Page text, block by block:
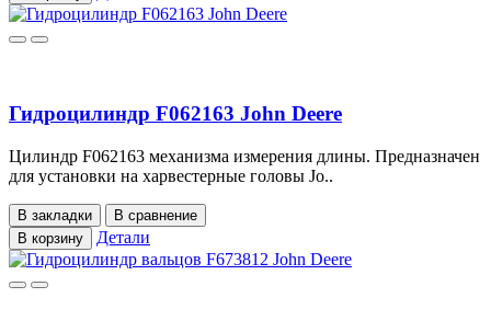
Гидроцилиндр F062163 John Deere
Цилиндр F062163 механизма измерения длины. Предназначен
для установки на харвестерные головы Jo..
В закладки
В сравнение
В корзину
Детали